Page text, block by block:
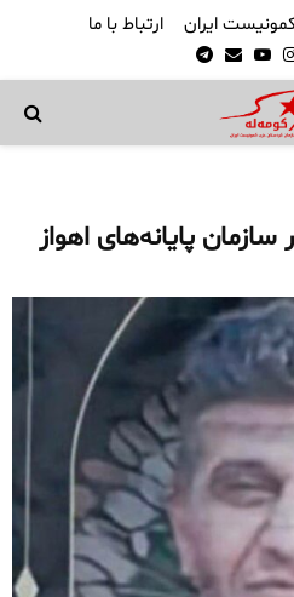
ایران ارتباط با ما
Instagram
Youtube
Email
Telegram
پایانه‌های اهواز